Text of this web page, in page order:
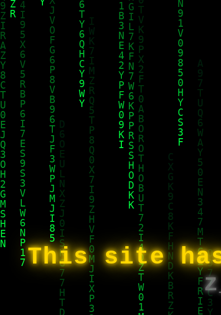
This site